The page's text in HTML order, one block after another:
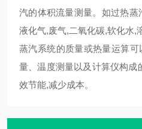
汽的体积流量测量。如过热
液化气,废气,二氧化碳,软化水,
蒸汽系统的质量或热量运算
量、温度测量以及计算仪构成
效节能,减少成本。